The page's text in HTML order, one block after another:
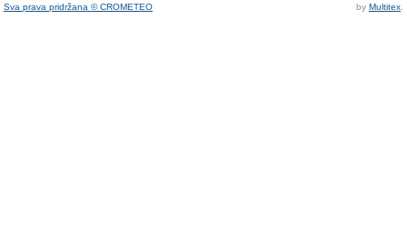
Sva prava pridržana © CROMETEO by Multitex